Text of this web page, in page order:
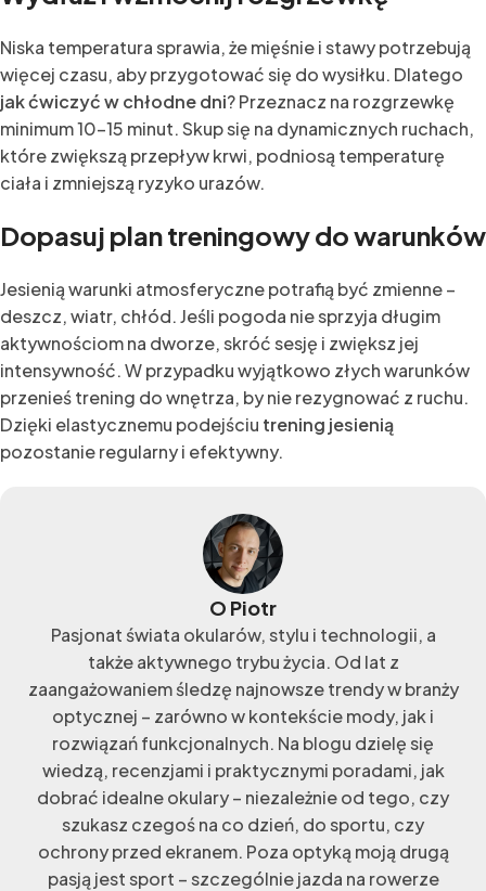
Niska temperatura sprawia, że mięśnie i stawy potrzebują
więcej czasu, aby przygotować się do wysiłku. Dlatego
jak ćwiczyć w chłodne dni? Przeznacz na rozgrzewkę
minimum 10–15 minut. Skup się na dynamicznych ruchach,
które zwiększą przepływ krwi, podniosą temperaturę
ciała i zmniejszą ryzyko urazów.
Dopasuj plan treningowy do warunków
Jesienią warunki atmosferyczne potrafią być zmienne –
deszcz, wiatr, chłód. Jeśli pogoda nie sprzyja długim
aktywnościom na dworze, skróć sesję i zwiększ jej
intensywność. W przypadku wyjątkowo złych warunków
przenieś trening do wnętrza, by nie rezygnować z ruchu.
Dzięki elastycznemu podejściu trening jesienią
pozostanie regularny i efektywny.
O Piotr
Pasjonat świata okularów, stylu i technologii, a
także aktywnego trybu życia. Od lat z
zaangażowaniem śledzę najnowsze trendy w branży
optycznej – zarówno w kontekście mody, jak i
rozwiązań funkcjonalnych. Na blogu dzielę się
wiedzą, recenzjami i praktycznymi poradami, jak
dobrać idealne okulary – niezależnie od tego, czy
szukasz czegoś na co dzień, do sportu, czy
ochrony przed ekranem. Poza optyką moją drugą
pasją jest sport – szczególnie jazda na rowerze